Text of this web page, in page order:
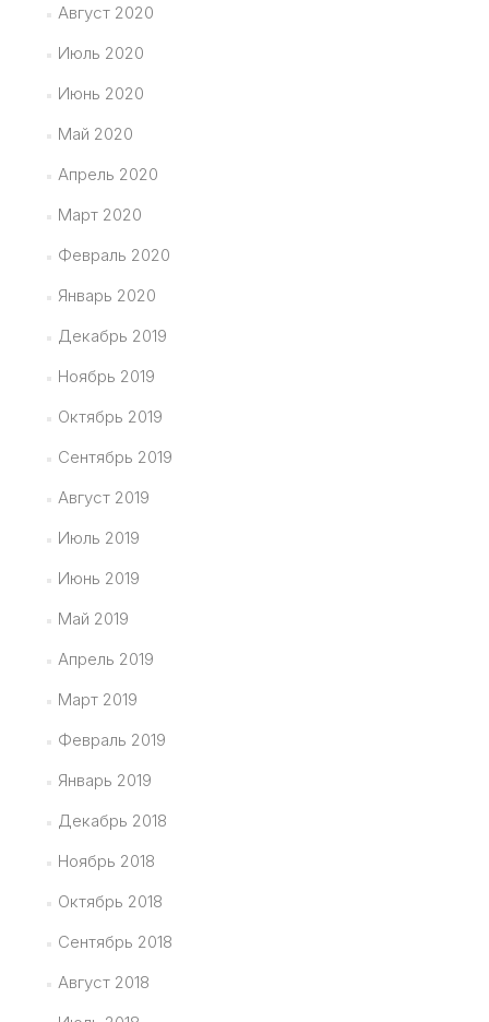
Август 2020
Июль 2020
Июнь 2020
Май 2020
Апрель 2020
Март 2020
Февраль 2020
Январь 2020
Декабрь 2019
Ноябрь 2019
Октябрь 2019
Сентябрь 2019
Август 2019
Июль 2019
Июнь 2019
Май 2019
Апрель 2019
Март 2019
Февраль 2019
Январь 2019
Декабрь 2018
Ноябрь 2018
Октябрь 2018
Сентябрь 2018
Август 2018